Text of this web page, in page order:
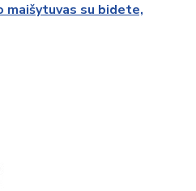
maišytuvas su bidete,